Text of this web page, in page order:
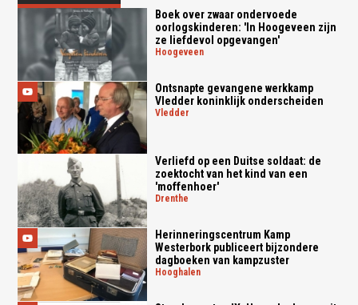
Boek over zwaar ondervoede
oorlogskinderen: 'In Hoogeveen zijn
ze liefdevol opgevangen'
hoogeveen
Ontsnapte gevangene werkkamp
Vledder koninklijk onderscheiden
vledder
Verliefd op een Duitse soldaat: de
zoektocht van het kind van een
'moffenhoer'
drenthe
Herinneringscentrum Kamp
Westerbork publiceert bijzondere
dagboeken van kampzuster
hooghalen